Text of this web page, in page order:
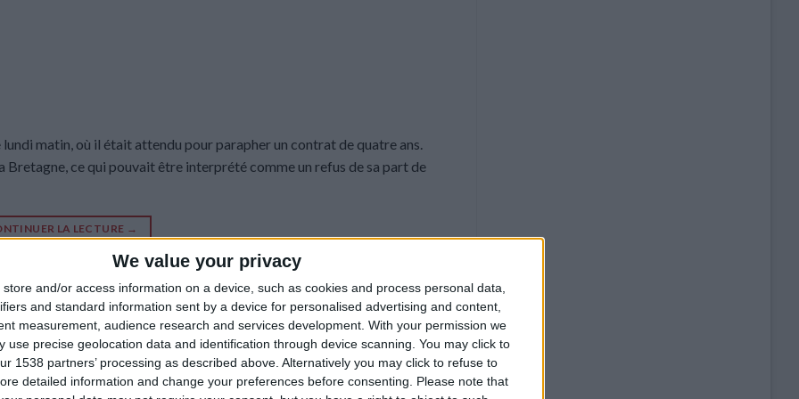
We value your privacy
store and/or access information on a device, such as cookies and process personal data,
and standard information sent by a device for personalised advertising and content,
measurement, audience research and services development. With your permission we
use precise geolocation data and identification through device scanning. You may click to
1538 partners’ processing as described above. Alternatively you may click to refuse to
detailed information and change your preferences before consenting.
Please note that
matin, où il était attendu pour parapher un contrat de quatre ans.
Bretagne, ce qui pouvait être interprété comme un refus de sa part de
LA LECTURE →
Embolo,Mercato,Transferts Laissez un commentaire
, BRÈVES, MERCATO
pas rallié Rennes